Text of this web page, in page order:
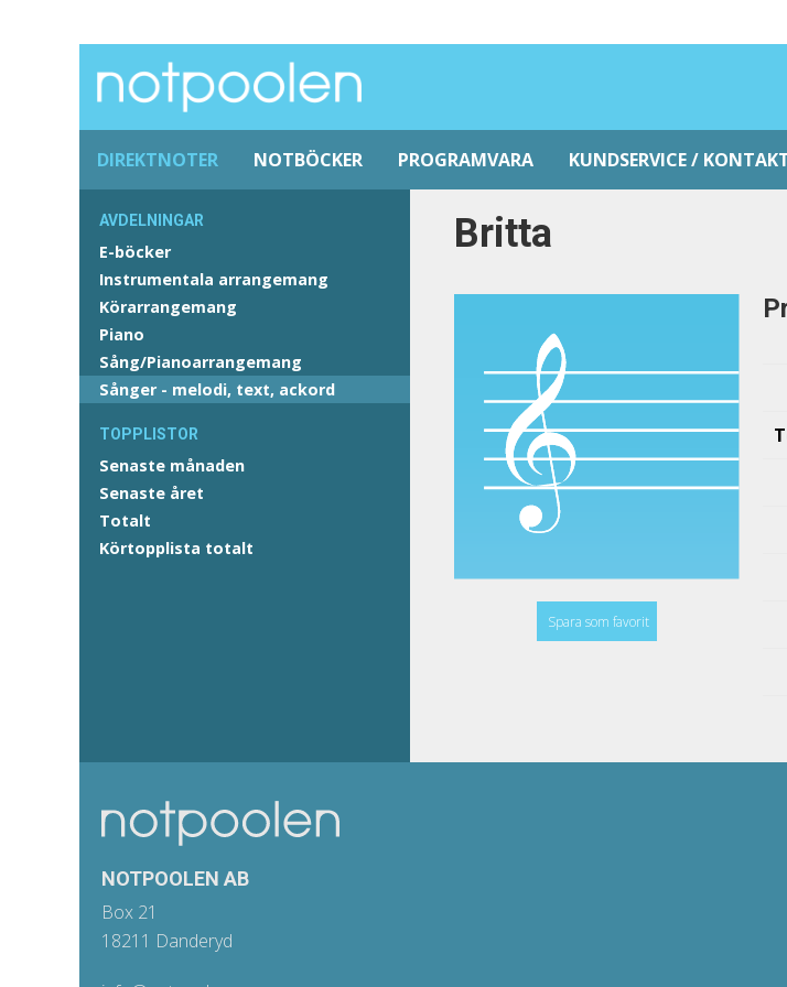
DIREKTNOTER NOTBÖCKER PROGRAMVARA KUNDSERVICE /
AVDELNINGAR
E-böcker
Instrumentala arrangemang
Körarrangemang
Piano
Sång/Pianoarrangemang
Sånger - melodi, text, ackord
TOPPLISTOR
Senaste månaden
Senaste året
Totalt
Körtopplista totalt
Britta
Spara som favorit
NOTPOOLEN AB
Box 21
18211 Danderyd